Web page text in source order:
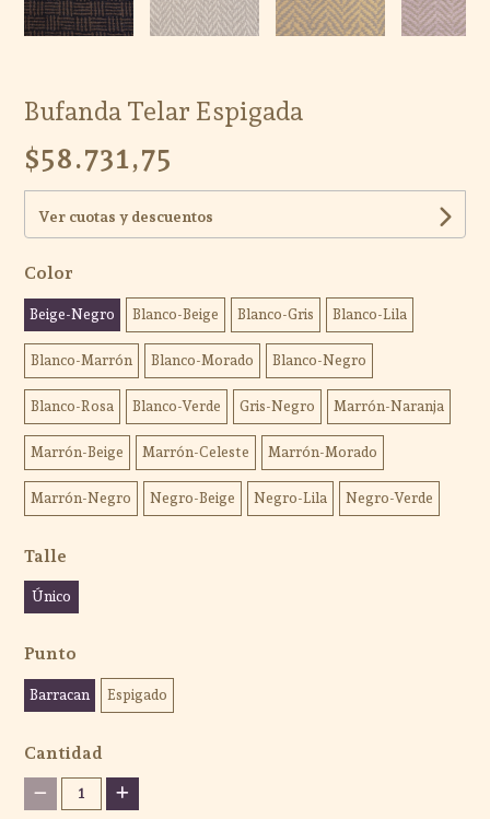
Bufanda Telar Espigada
$58.731,75
Ver cuotas y descuentos
Color
Beige-Negro Blanco-Beige Blanco-Gris Blanco-Lila
Blanco-Marrón Blanco-Morado Blanco-Negro
Blanco-Rosa Blanco-Verde Gris-Negro Marrón-Naranja
Marrón-Beige Marrón-Celeste Marrón-Morado
Marrón-Negro Negro-Beige Negro-Lila Negro-Verde
Talle
Único
Punto
Barracan Espigado
Cantidad
1